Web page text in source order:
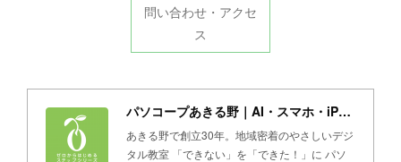
問い合わせ・アクセ
ス
パソコープあきる野｜AI・スマホ・iPad・パソコン教室
あきる野で創立30年。地域密着のやさしいデジ
タル教室 「できない」を「できた！」に パソ